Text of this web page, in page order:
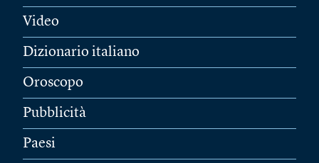
Video
Dizionario italiano
Oroscopo
Pubblicità
Paesi